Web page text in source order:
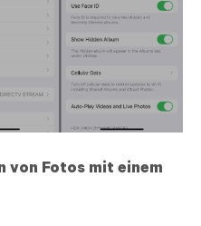
Fotos mit einem